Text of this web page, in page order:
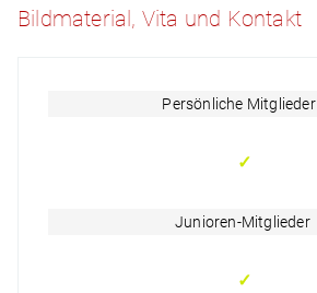
Bildmaterial, Vita und Kontakt
Persönliche Mitglieder
✓
Junioren-Mitglieder
✓